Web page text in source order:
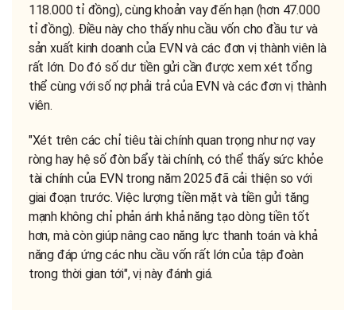
118.000 tỉ đồng), cùng khoản vay đến hạn (hơn 47.000
tỉ đồng). Điều này cho thấy nhu cầu vốn cho đầu tư và
sản xuất kinh doanh của EVN và các đơn vị thành viên là
rất lớn. Do đó số dư tiền gửi cần được xem xét tổng
thể cùng với số nợ phải trả của EVN và các đơn vị thành
viên.
"Xét trên các chỉ tiêu tài chính quan trọng như nợ vay
ròng hay hệ số đòn bẩy tài chính, có thể thấy sức khỏe
tài chính của EVN trong năm 2025 đã cải thiện so với
giai đoạn trước. Việc lượng tiền mặt và tiền gửi tăng
mạnh không chỉ phản ánh khả năng tạo dòng tiền tốt
hơn, mà còn giúp nâng cao năng lực thanh toán và khả
năng đáp ứng các nhu cầu vốn rất lớn của tập đoàn
trong thời gian tới", vị này đánh giá.